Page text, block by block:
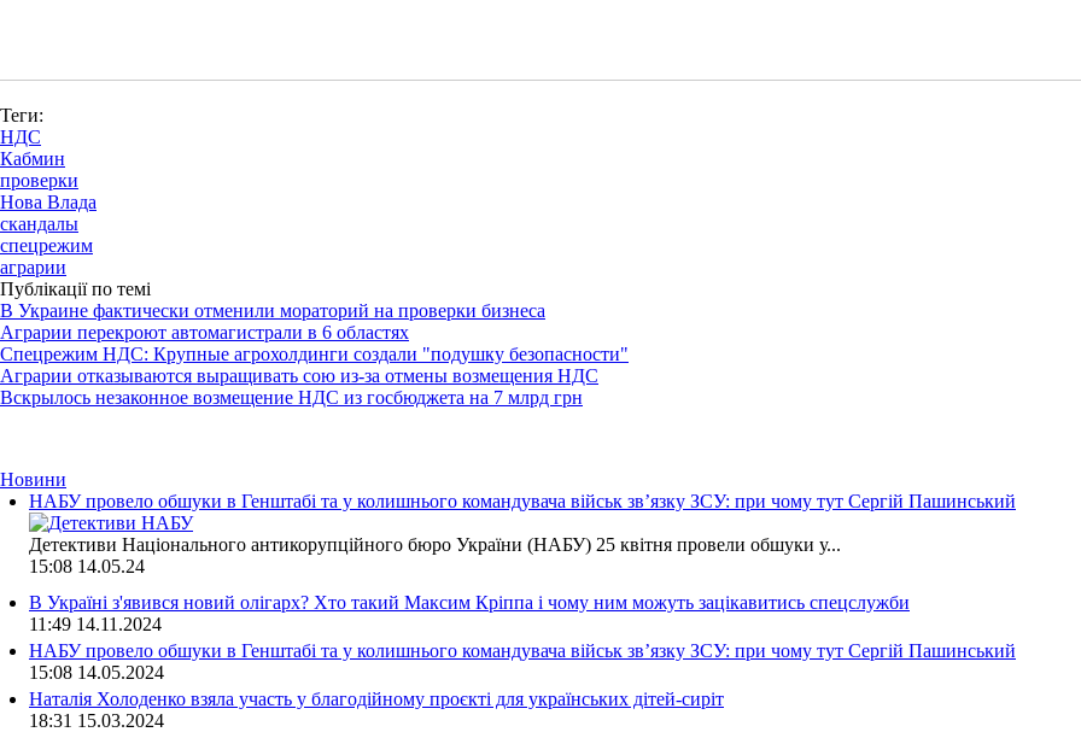
Теги:
НДС
Кабмин
проверки
Нова Влада
скандалы
спецрежим
аграрии
Публікації по темі
В Украине фактически отменили мораторий на проверки бизнеса
Аграрии перекроют автомагистрали в 6 областях
Спецрежим НДС: Крупные агрохолдинги создали "подушку безопасности"
Аграрии отказываются выращивать сою из-за отмены возмещения НДС
Вскрылось незаконное возмещение НДС из госбюджета на 7 млрд грн
Новини
НАБУ провело обшуки в Генштабі та у колишнього командувача військ зв’язку ЗСУ: при чому тут Сергій Пашинський
Детективи Національного антикорупційного бюро України (НАБУ) 25 квітня провели обшуки у...
15:08 14.05.24
В Україні з'явився новий олігарх? Хто такий Максим Кріппа і чому ним можуть зацікавитись спецслужби
11:49 14.11.2024
НАБУ провело обшуки в Генштабі та у колишнього командувача військ зв’язку ЗСУ: при чому тут Сергій Пашинський
15:08 14.05.2024
Наталія Холоденко взяла участь у благодійному проєкті для українських дітей-сиріт
18:31 15.03.2024